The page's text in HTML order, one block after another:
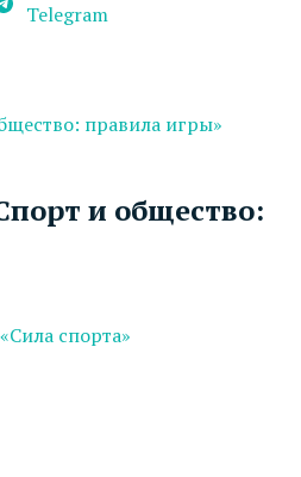
Telegram
правила игры»
и общество:
спорта»